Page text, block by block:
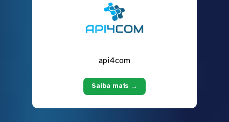
api4com
Saiba mais →